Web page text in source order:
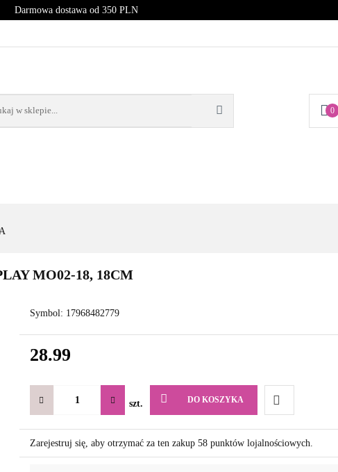
Darmowa dostawa od 350 PLN
0
MO02-18, 18CM
Symbol: 17968482779
28.99
szt. DO KOSZYKA
Do
przechowalni
Zarejestruj się, aby otrzymać za ten zakup 58 punktów lojalnościowych.